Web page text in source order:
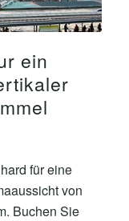
ein
für eine
von
Buchen Sie